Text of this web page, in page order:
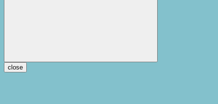
close